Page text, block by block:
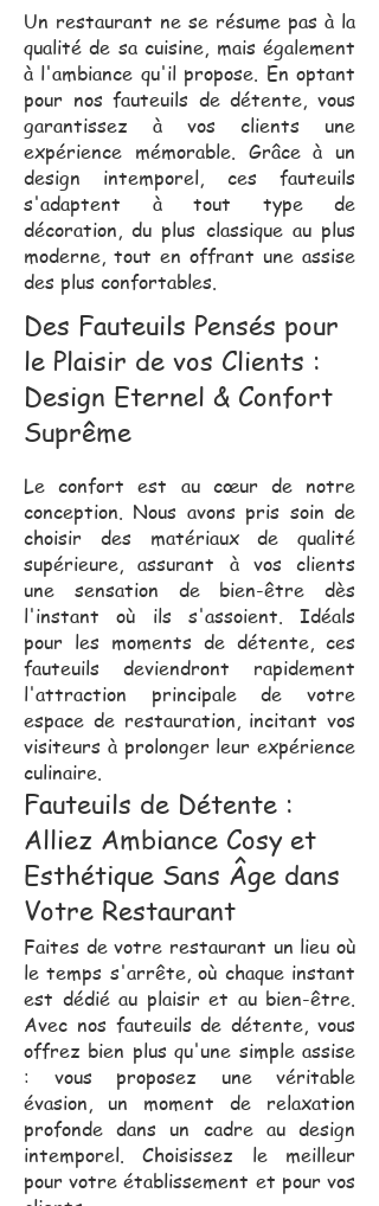
Un restaurant ne se résume pas à la
qualité de sa cuisine, mais également
à l'ambiance qu'il propose. En optant
pour nos fauteuils de détente, vous
garantissez à vos clients une
expérience mémorable. Grâce à un
design intemporel, ces fauteuils
s'adaptent à tout type de
décoration, du plus classique au plus
moderne, tout en offrant une assise
des plus confortables.
Des Fauteuils Pensés pour
le Plaisir de vos Clients :
Design Eternel & Confort
Suprême
Le confort est au cœur de notre
conception. Nous avons pris soin de
choisir des matériaux de qualité
supérieure, assurant à vos clients
une sensation de bien-être dès
l'instant où ils s'assoient. Idéals
pour les moments de détente, ces
fauteuils deviendront rapidement
l'attraction principale de votre
espace de restauration, incitant vos
visiteurs à prolonger leur expérience
culinaire.
Fauteuils de Détente :
Alliez Ambiance Cosy et
Esthétique Sans Âge dans
Votre Restaurant
Faites de votre restaurant un lieu où
le temps s'arrête, où chaque instant
est dédié au plaisir et au bien-être.
Avec nos fauteuils de détente, vous
offrez bien plus qu'une simple assise
: vous proposez une véritable
évasion, un moment de relaxation
profonde dans un cadre au design
intemporel. Choisissez le meilleur
pour votre établissement et pour vos